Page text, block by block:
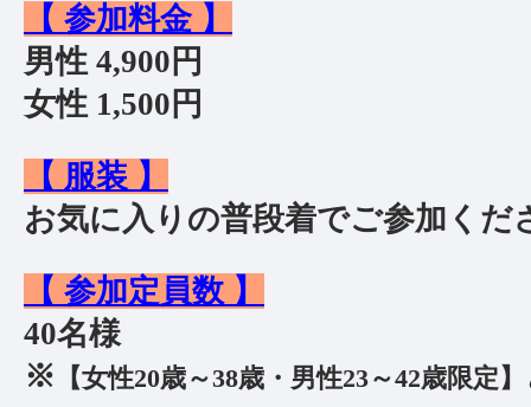
【 参加料金 】
男性 4,900円
女性 1,500円
【 服装 】
お気に入りの普段着でご参加くだ
【 参加定員数 】
40名様
※ 【女性20歳～38歳・男性23～42歳限定